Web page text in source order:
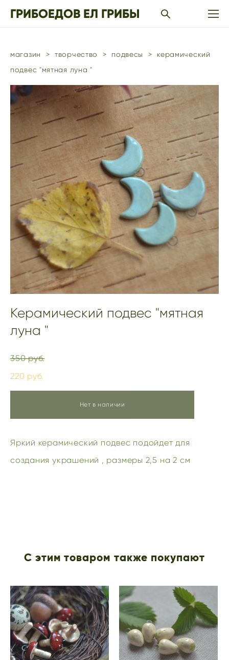
ГРИБОЕДОВ ЕЛ ГРИБЫ
магазин > творчество > подвесы >
керамический
подвес "мятная луна "
Керамический подвес "мятная
луна "
350 pуб.
220 pуб.
Нет в наличии
Яркий керамический подвес подойдет для
создания украшений , размеры 2,5 на 2 см
С этим товаром также покупают